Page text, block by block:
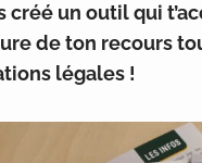
créé un outil qui
de ton recours
légales !